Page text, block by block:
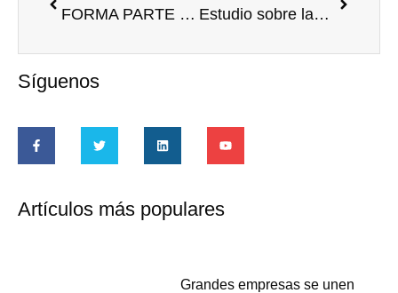
FORMA PARTE DE VOLUNTARE Estudio sobre las diferencias del voluntariado corporativo en España y Latinoamérica
Síguenos
Artículos más populares
Grandes empresas se unen